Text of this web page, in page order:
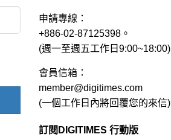
申請專線：
+886-02-87125398。
(週一至週五工作日9:00~18:00)
會員信箱：
member@digitimes.com
(一個工作日內將回覆您的來信)
訂閱DIGITIMES 行動版